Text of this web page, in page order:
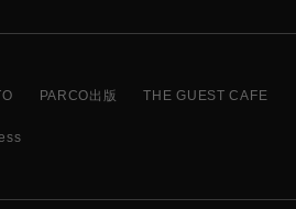
PARCO出版 THE GUEST CAFE